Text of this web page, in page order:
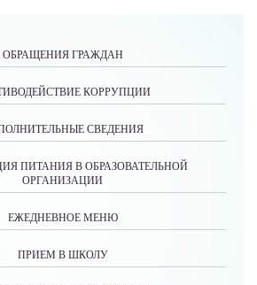
ОБРАЩЕНИЯ ГРАЖДАН
КОРРУПЦИИ
СВЕДЕНИЯ
ПИТАНИЯ В ОБРАЗОВАТЕЛЬНОЙ
ОРГАНИЗАЦИИ
ЕЖЕДНЕВНОЕ МЕНЮ
ПРИЕМ В ШКОЛУ